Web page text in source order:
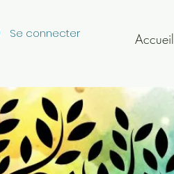
Se connecter Accueil